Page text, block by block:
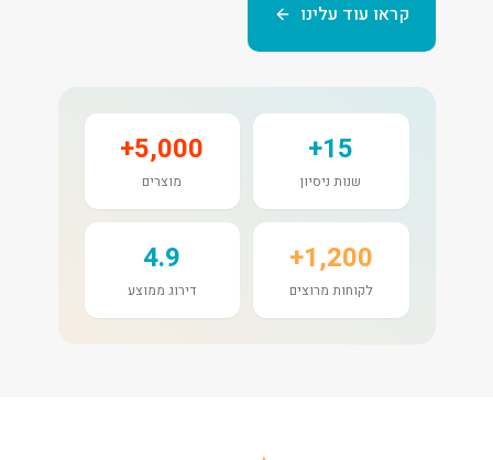
קראו עוד עלינו
15+
שנות ניסיון
5,000+
מוצרים
1,200+
לקוחות מרוצים
4.9
דירוג ממוצע